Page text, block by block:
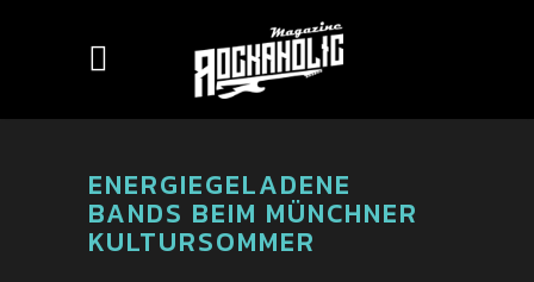
ENERGIEGELADENE
BANDS BEIM MÜNCHNER
KULTURSOMMER